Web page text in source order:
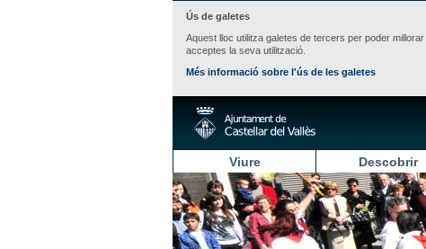
Ús de galetes
Aquest lloc utilitza galetes de tercers per poder
acceptes la seva utilització.
Més informació sobre l'ús de les galetes
Viure Descobrir